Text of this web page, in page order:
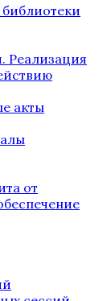
библиотеки
Реализация
акты
от